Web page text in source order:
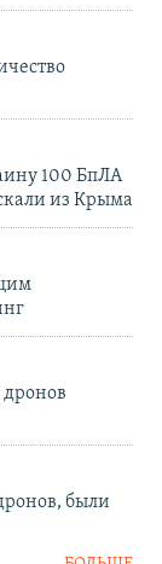
100 БпЛА
из Крыма
дронов
были